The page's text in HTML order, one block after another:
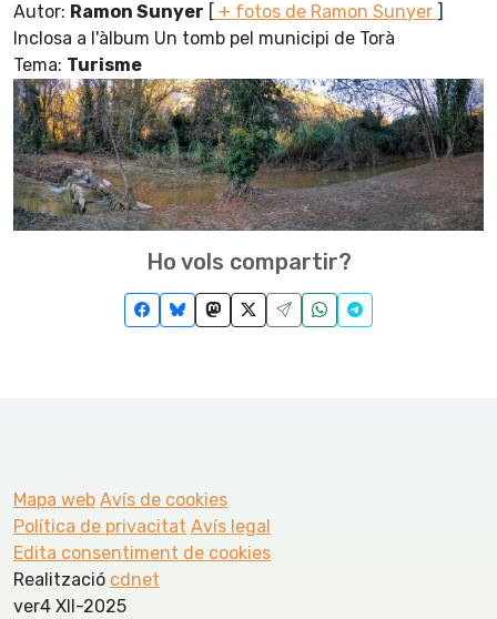
Autor: Ramon Sunyer [ + fotos de Ramon Sunyer ]
Inclosa a l'àlbum Un tomb pel municipi de Torà
Tema: Turisme
Ho vols compartir?
Mapa web Avís de cookies
Política de privacitat Avís legal
Edita consentiment de cookies
Realització cdnet
ver4 XII-2025